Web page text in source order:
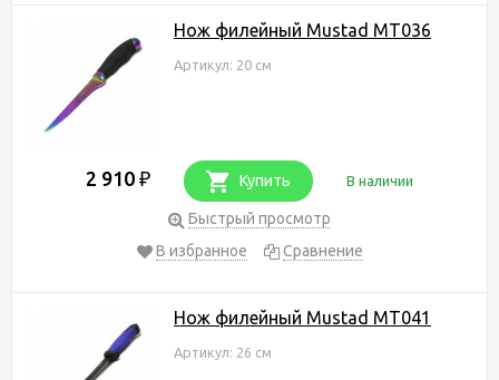
Нож филейный Mustad MT036
Артикул: 20 см
2 910 ₽ Купить В наличии
Быстрый просмотр
В избранное
Сравнение
Нож филейный Mustad MT041
Артикул: 26 см